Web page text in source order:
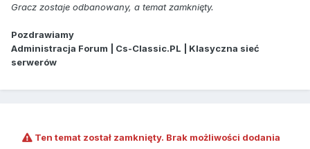
Gracz zostaje odbanowany, a temat zamknięty.
Pozdrawiamy
Administracja Forum | Cs-Classic.PL | Klasyczna sieć
serwerów
Ten temat został zamknięty. Brak możliwości dodania